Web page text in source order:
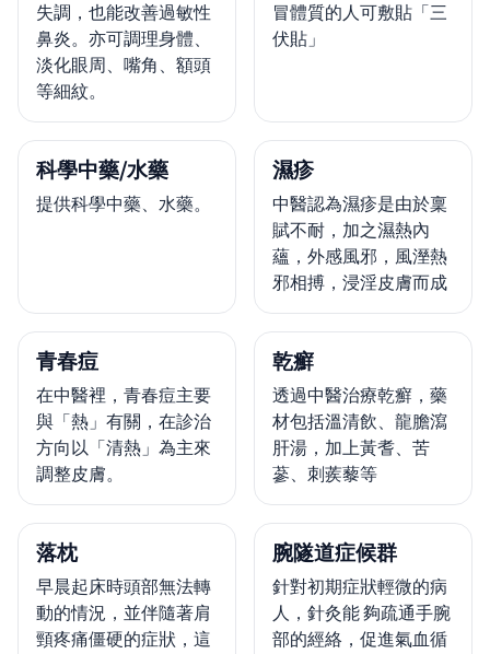
失調，也能改善過敏性
鼻炎。亦可調理身體、
淡化眼周、嘴角、額頭
等細紋。
冒體質的人可敷貼「三
伏貼」
科學中藥/水藥
提供科學中藥、水藥。
濕疹
中醫認為濕疹是由於稟
賦不耐，加之濕熱內
蘊，外感風邪，風溼熱
邪相搏，浸淫皮膚而成
青春痘
在中醫裡，青春痘主要
與「熱」有關，在診治
方向以「清熱」為主來
調整皮膚。
乾癬
透過中醫治療乾癬，藥
材包括溫清飲、龍膽瀉
肝湯，加上黃耆、苦
蔘、刺蒺藜等
落枕
早晨起床時頭部無法轉
動的情況，並伴隨著肩
頸疼痛僵硬的症狀，這
腕隧道症候群
針對初期症狀輕微的病
人，針灸能 夠疏通手腕
部的經絡，促進氣血循